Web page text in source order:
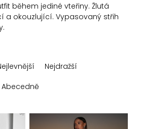
během jediné vteřiny. Žlutá
a okouzlující. Vypasovaný střih
Nejdražší
Abecedně